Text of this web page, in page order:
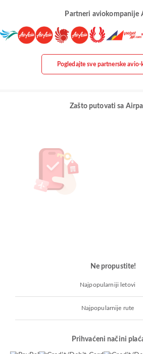
Partneri aviokompanije
Pogledajte sve partnerske
Zašto putovati sa
Ne propustite!
Najpopularniji letovi
Najpopularnije rute
Prihvaćeni načini